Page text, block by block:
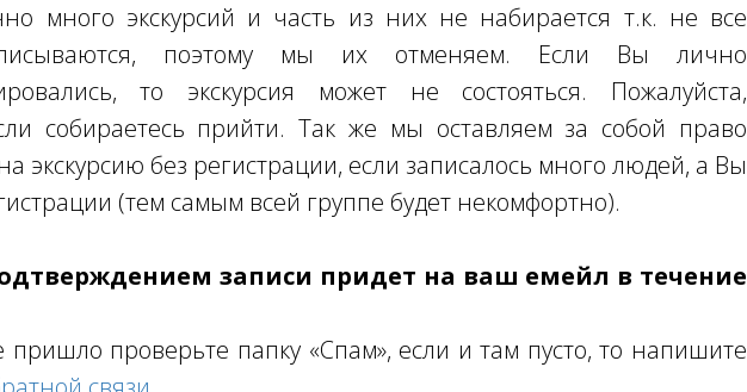
много экскурсий и часть из них не набирается т.к. не все
поэтому мы их отменяем. Если Вы лично
то экскурсия может не состояться. Пожалуйста,
собираетесь прийти. Так же мы оставляем за собой право
экскурсию без регистрации, если записалось много людей, а Вы
(тем самым всей группе будет некомфортно).
записи придет на ваш емейл в течение
пришло проверьте папку «Спам», если и там пусто, то напишите